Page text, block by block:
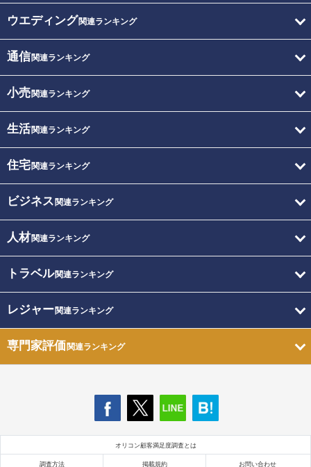
ウエディング関連ランキング
通信関連ランキング
小売関連ランキング
生活関連ランキング
住宅関連ランキング
ビジネス 関連ランキング
人材関連ランキング
トラベル関連ランキング
レジャー関連ランキング
専門家評価関連ランキング
オリコン顧客満足度調査とは
調査方法 掲載規約 お問い合わせ